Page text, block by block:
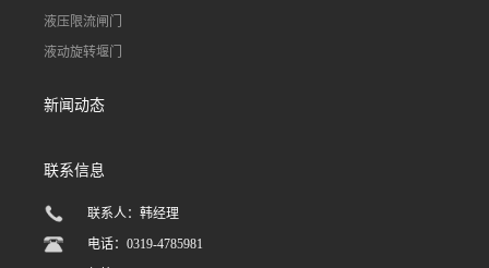
液压限流闸门
液动旋转堰门
新闻动态
联系信息
联系人：韩经理
电话：0319-4785981